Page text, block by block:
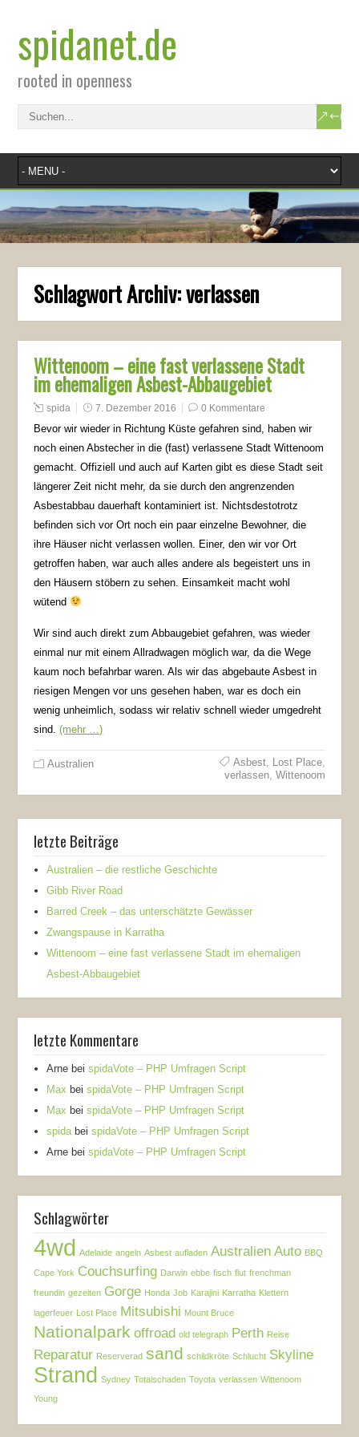
spidanet.de
rooted in openness
Schlagwort Archiv:verlassen
Wittenoom – eine fast verlassene Stadt
im ehemaligen Asbest-Abbaugebiet
spida 7. Dezember 2016 0 Kommentare
Bevor wir wieder in Richtung Küste gefahren sind, haben wir
noch einen Abstecher in die (fast) verlassene Stadt Wittenoom
gemacht. Offiziell und auch auf Karten gibt es diese Stadt seit
längerer Zeit nicht mehr, da sie durch den angrenzenden
Asbestabbau dauerhaft kontaminiert ist. Nichtsdestotrotz
befinden sich vor Ort noch ein paar einzelne Bewohner, die
ihre Häuser nicht verlassen wollen. Einer, den wir vor Ort
getroffen haben, war auch alles andere als begeistert uns in
den Häusern stöbern zu sehen. Einsamkeit macht wohl
wütend
Wir sind auch direkt zum Abbaugebiet gefahren, was wieder
einmal nur mit einem Allradwagen möglich war, da die Wege
kaum noch befahrbar waren. Als wir das abgebaute Asbest in
riesigen Mengen vor uns gesehen haben, war es doch ein
wenig unheimlich, sodass wir relativ schnell wieder umgedreht
sind.(mehr …)
Australien Asbest, Lost Place,
verlassen, Wittenoom
letzte Beiträge
Australien – die restliche Geschichte
Gibb River Road
Barred Creek – das unterschätzte Gewässer
Zwangspause in Karratha
Wittenoom – eine fast verlassene Stadt im ehemaligen
Asbest-Abbaugebiet
letzte Kommentare
Arne beispidaVote – PHP Umfragen Script
Max beispidaVote – PHP Umfragen Script
Max beispidaVote – PHP Umfragen Script
spida beispidaVote – PHP Umfragen Script
Arne beispidaVote – PHP Umfragen Script
Schlagwörter
4wd Adelaide angeln Asbest aufladen Australien Auto BBQ
Cape York Couchsurfing Darwin ebbe fisch flut frenchman
freundin gezeiten Gorge Honda Job Karajini Karratha Klettern
lagerfeuer Lost Place Mitsubishi Mount Bruce
Nationalpark offroad old telegraph Perth Reise
Reparatur Reserverad sand schildkröte Schlucht Skyline
Strand Sydney Totalschaden Toyota verlassen Wittenoom
Young